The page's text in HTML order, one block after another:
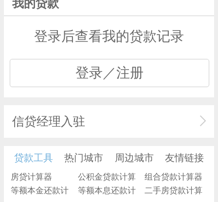
我的贷款
登录后查看我的贷款记录
登录／注册
信贷经理入驻
贷款工具 热门城市 周边城市 友情链接
房贷计算器
公积金贷款计算
器
组合贷款计算器
等额本金还款计
等额本息还款计
二手房贷款计算